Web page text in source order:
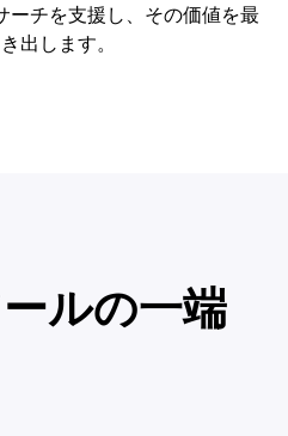
ーチを支援し、その価値を最
出します。
ルの一端